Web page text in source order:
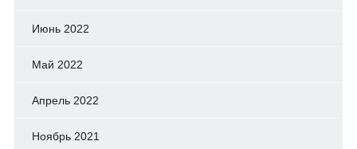
Июнь 2022
Май 2022
Апрель 2022
Ноябрь 2021